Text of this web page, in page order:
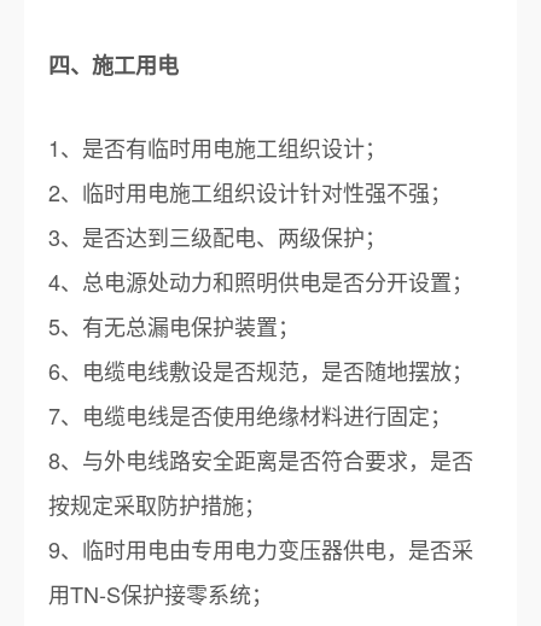
四、施工用电
1、是否有临时用电施工组织设计；
2、临时用电施工组织设计针对性强不强；
3、是否达到三级配电、两级保护；
4、总电源处动力和照明供电是否分开设置；
5、有无总漏电保护装置；
6、电缆电线敷设是否规范，是否随地摆放；
7、电缆电线是否使用绝缘材料进行固定；
8、与外电线路安全距离是否符合要求，是否
按规定采取防护措施；
9、临时用电由专用电力变压器供电，是否采
用TN-S保护接零系统；